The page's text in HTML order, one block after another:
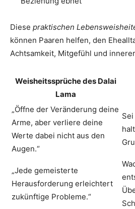
Diese praktischen
können Paaren helfen, den
Achtsamkeit, Mitgefühl und
Weisheitssprüche des Dalai
Lama
„Öffne der Veränderung deine
Arme, aber verliere deine
Werte dabei nicht aus den
Augen.“
„Jede gemeisterte
Herausforderung erleichtert
zukünftige Probleme.“